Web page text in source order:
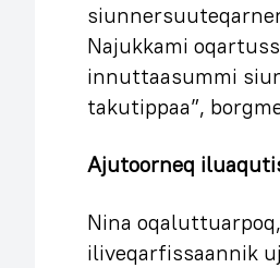
Najukkami
innuttaasummi
takutippaa”,
Ajutoorneq
Nina
iliveqarfissaannik